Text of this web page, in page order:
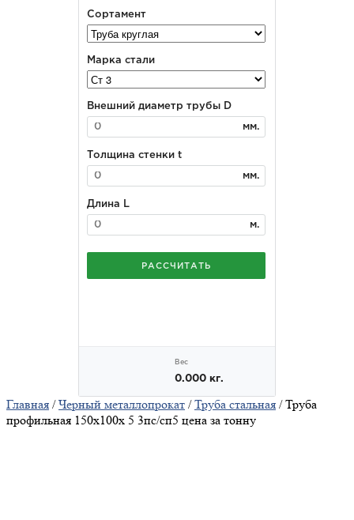
Главная /Черный металлопрокат /Труба стальная / Труба
профильная 150х100х 5 3пс/сп5 цена за тонну